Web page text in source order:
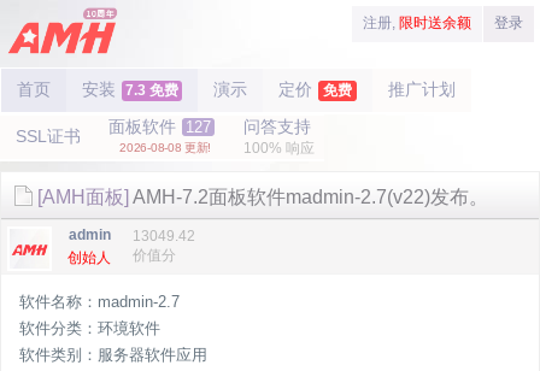
注册, 限时送余额 登录
首页 安装 7.3 免费 演示 定价 免费 推广计划
SSL证书 面板软件 127
2026-08-08 更新!
问答支持
100% 响应
[AMH面板] AMH-7.2面板软件madmin-2.7(v22)发布。
admin
创始人
13049.42
价值分
软件名称：madmin-2.7
软件分类：环境软件
软件类别：服务器软件应用